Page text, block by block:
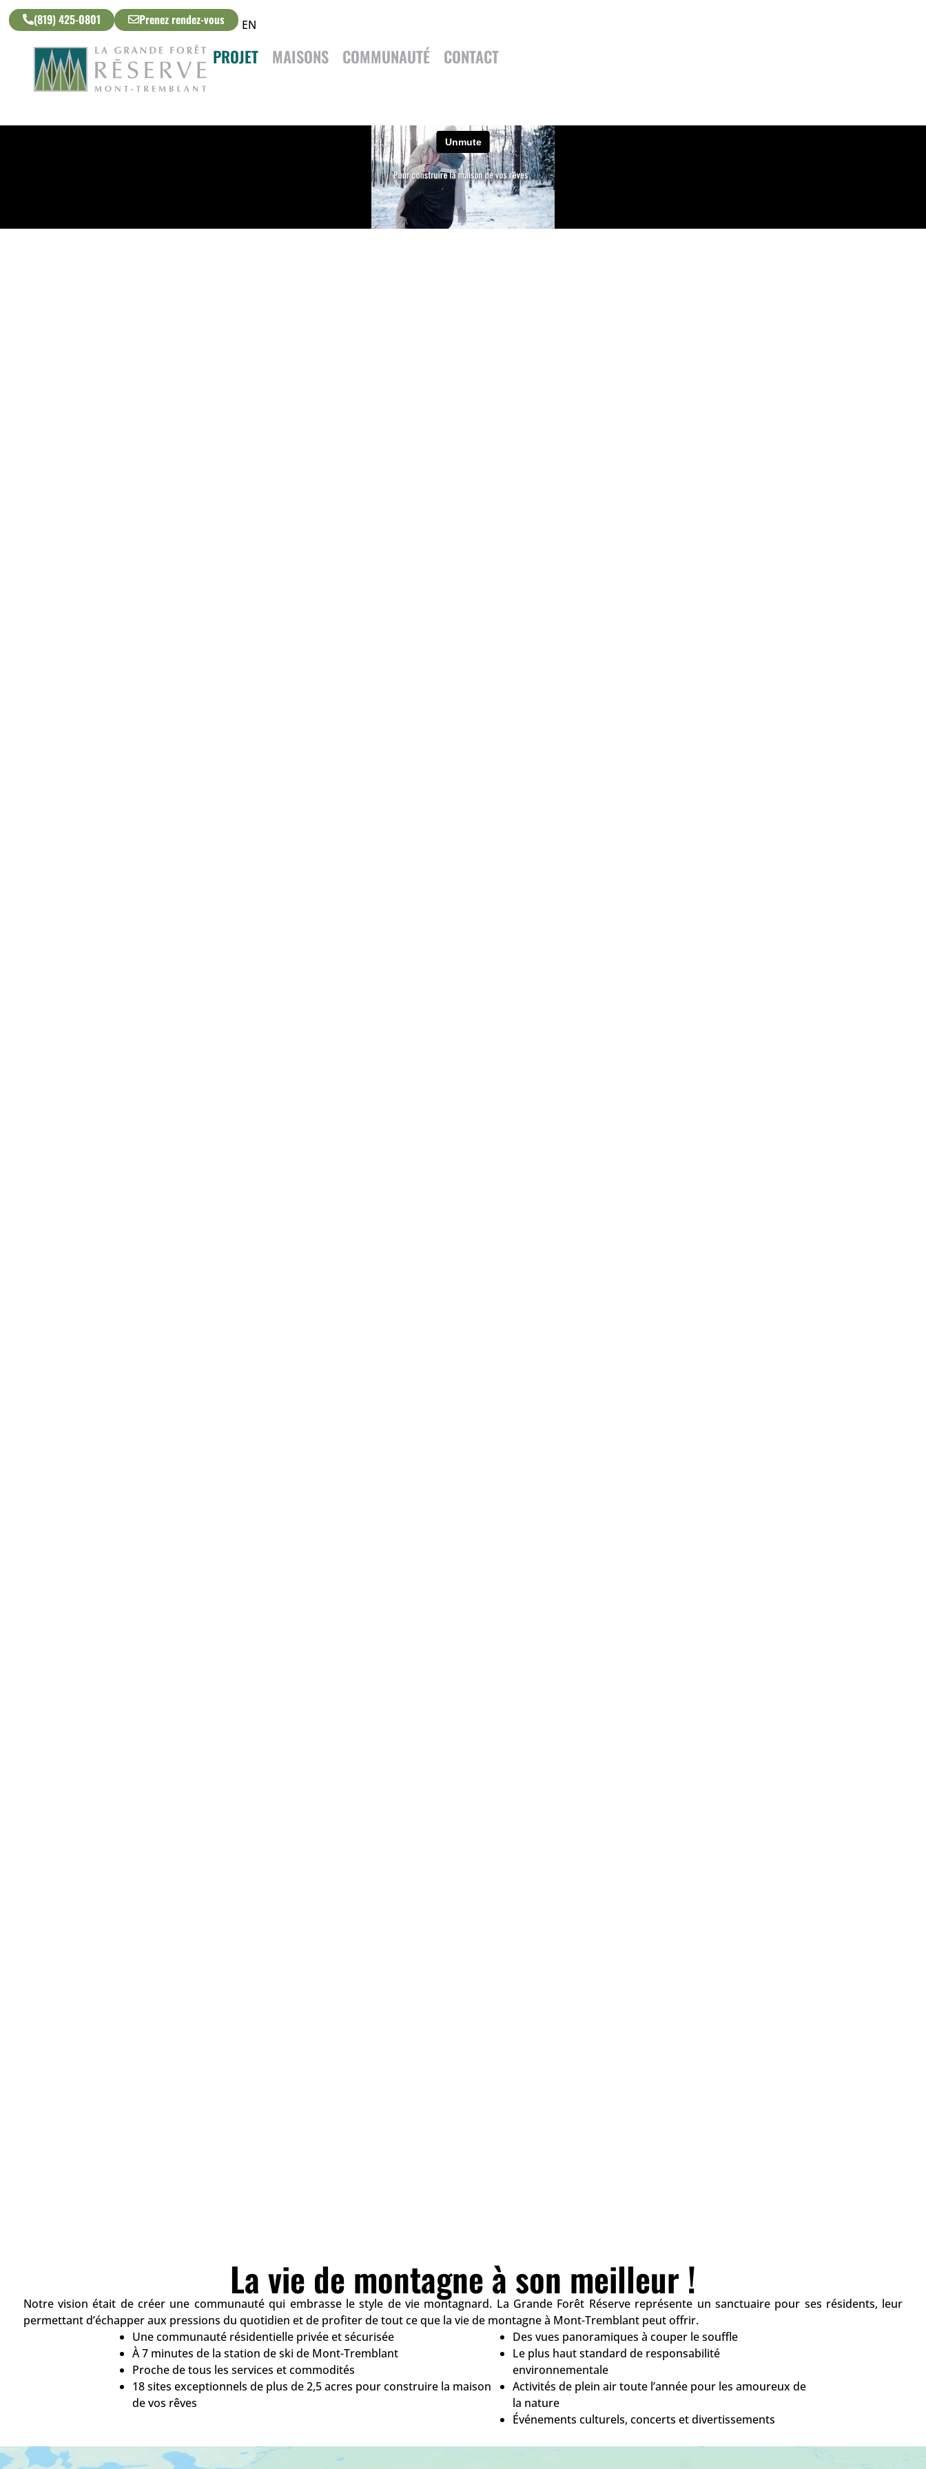
(819) 425-0801 Prenez rendez-vous EN
PROJET MAISONS COMMUNAUTÉ CONTACT
La vie de montagne à son meilleur !
Notre vision était de créer une communauté qui embrasse le style de vie montagnard. La Grande Forêt Réserve représente un sanctuaire pour ses résidents, leur
permettant d’échapper aux pressions du quotidien et de profiter de tout ce que la vie de montagne à Mont-Tremblant peut offrir.
Une communauté résidentielle privée et sécurisée
À 7 minutes de la station de ski de Mont-Tremblant
Proche de tous les services et commodités
18 sites exceptionnels de plus de 2,5 acres pour construire la maison
de vos rêves
Des vues panoramiques à couper le souffle
Le plus haut standard de responsabilité
environnementale
Activités de plein air toute l’année pour les amoureux de
la nature
Événements culturels, concerts et divertissements